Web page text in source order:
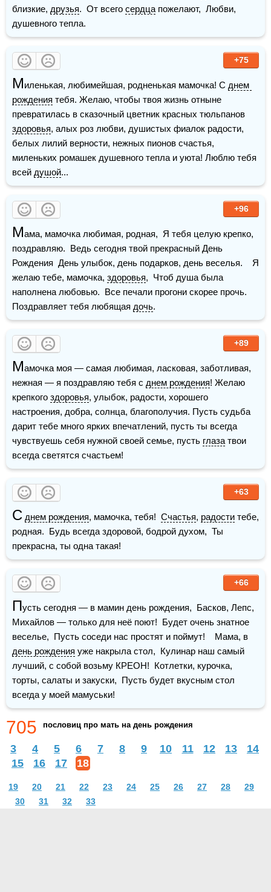
близкие, друзья.  От всего сердца пожелают,  Любви,
душевного тепла.
+75
Миленькая, любимейшая, родненькая мамочка! С днем
рождения тебя. Желаю, чтобы твоя жизнь отныне
здоровья, алых роз любви, душистых фиалок радости,
белых лилий верности, нежных пионов счастья,
миленьких ромашек душевного тепла и уюта! Люблю тебя
всей душой...
+96
Мама, мамочка любимая, родная,  Я тебя целую крепко,
поздравляю.  Ведь сегодня твой прекрасный День
Рождения  День улыбок, день подарков, день веселья.    Я
желаю тебе, мамочка, здоровья,  Чтоб душа была
наполнена любовью.  Все печали прогони скорее прочь.
Поздравляет тебя любящая дочь.
+89
Мамочка моя — самая любимая, ласковая, заботливая,
нежная — я поздравляю тебя с днем рождения! Желаю
крепкого здоровья, улыбок, радости, хорошего
настроения, добра, солнца, благополучия. Пусть судьба
дарит тебе много ярких впечатлений, пусть ты всегда
чувствуешь себя нужной своей семье, пусть глаза твои
всегда светятся счастьем!
+63
С днем рождения, мамочка, тебя! Счастья, радости тебе,
родная.  Будь всегда здоровой, бодрой духом,  Ты
прекрасна, ты одна такая!
+66
Пусть сегодня — в мамин день рождения,  Басков, Лепс,
Михайлов — только для неё поют!  Будет очень знатное
день рождения уже накрыла стол,  Кулинар наш самый
лучший, с собой возьму КРЕОН!  Котлетки, курочка,
торты, салаты и закуски,  Пусть будет вкусным стол
всегда у моей мамуськи!
705 пословиц про мать на день рождения
3 4 5 6 7 8 9 10 11 12 13
14
15
16 17 18
19 20 21 22 23 24 25 26 27 28
29
30
31 32 33